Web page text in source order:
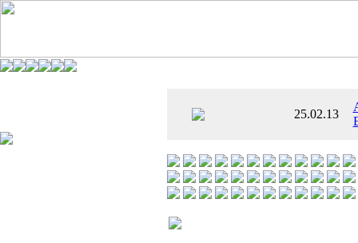
25.02.13